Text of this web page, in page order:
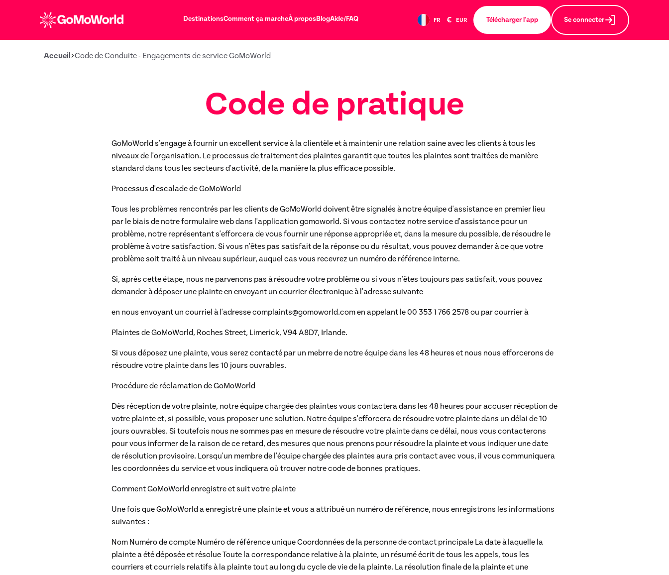
DestinationsComment ça marcheÀ proposBlogAide/FAQ FR € EUR Télécharger l'app Se connecter
Accueil Code de Conduite - Engagements de service GoMoWorld
Code de pratique
GoMoWorld s'engage à fournir un excellent service à la clientèle et à maintenir une relation saine avec les clients à tous les
niveaux de l'organisation. Le processus de traitement des plaintes garantit que toutes les plaintes sont traitées de manière
standard dans tous les secteurs d'activité, de la manière la plus efficace possible.
Processus d'escalade de GoMoWorld
Tous les problèmes rencontrés par les clients de GoMoWorld doivent être signalés à notre équipe d'assistance en premier lieu
par le biais de notre formulaire web dans l'application gomoworld. Si vous contactez notre service d'assistance pour un
problème, notre représentant s'efforcera de vous fournir une réponse appropriée et, dans la mesure du possible, de résoudre le
problème à votre satisfaction. Si vous n'êtes pas satisfait de la réponse ou du résultat, vous pouvez demander à ce que votre
problème soit traité à un niveau supérieur, auquel cas vous recevrez un numéro de référence interne.
Si, après cette étape, nous ne parvenons pas à résoudre votre problème ou si vous n'êtes toujours pas satisfait, vous pouvez
demander à déposer une plainte en envoyant un courrier électronique à l'adresse suivante
en nous envoyant un courriel à l'adresse complaints@gomoworld.comen appelant le 00 353 1 766 2578ou par courrier à
Plaintes de GoMoWorld, Roches Street, Limerick, V94 A8D7, Irlande.
Si vous déposez une plainte, vous serez contacté par un mebrre de notre équipe dans les 48 heures et nous nous efforcerons de
résoudre votre plainte dans les 10 jours ouvrables.
Procédure de réclamation de GoMoWorld
Dès réception de votre plainte, notre équipe chargée des plaintes vous contactera dans les 48 heures pour accuser réception de
votre plainte et, si possible, vous proposer une solution. Notre équipe s'efforcera de résoudre votre plainte dans un délai de 10
jours ouvrables. Si toutefois nous ne sommes pas en mesure de résoudre votre plainte dans ce délai, nous vous contacterons
pour vous informer de la raison de ce retard, des mesures que nous prenons pour résoudre la plainte et vous indiquer une date
de résolution provisoire. Lorsqu'un membre de l'équipe chargée des plaintes aura pris contact avec vous, il vous communiquera
les coordonnées du service et vous indiquera où trouver notre code de bonnes pratiques.
Comment GoMoWorld enregistre et suit votre plainte
Une fois que GoMoWorld a enregistré une plainte et vous a attribué un numéro de référence, nous enregistrons les informations
suivantes :
Nom Numéro de compte Numéro de référence uniqueCoordonnées de la personne de contact principale La date à laquelle la
plainte a été déposée et résolueToute la correspondance relative à la plainte, un résumé écrit de tous les appels, tous les
courriers et courriels relatifs à la plainte tout au long du cycle de vie de la plainte. La résolution finale de la plainte et une